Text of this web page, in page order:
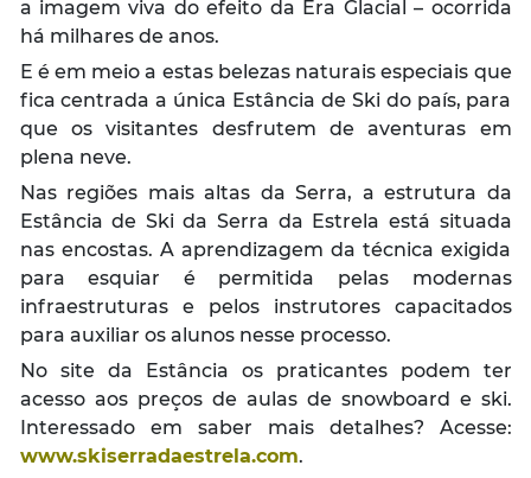
a imagem viva do efeito da Era Glacial – ocorrida
há milhares de anos.
E é em meio a estas belezas naturais especiais que
fica centrada a única Estância de Ski do país, para
que os visitantes desfrutem de aventuras em
plena neve.
Nas regiões mais altas da Serra, a estrutura da
Estância de Ski da Serra da Estrela está situada
nas encostas. A aprendizagem da técnica exigida
para esquiar é permitida pelas modernas
infraestruturas e pelos instrutores capacitados
para auxiliar os alunos nesse processo.
No site da Estância os praticantes podem ter
acesso aos preços de aulas de snowboard e ski.
Interessado em saber mais detalhes? Acesse:
www.skiserradaestrela.com.